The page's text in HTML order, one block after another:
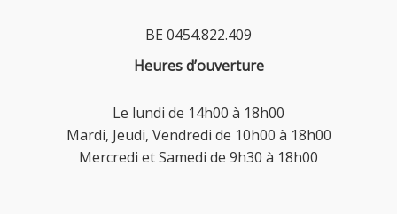
BE 0454.822.409
Heures d’ouverture
Le lundi de 14h00 à 18h00
Mardi, Jeudi, Vendredi de 10h00 à 18h00
Mercredi et Samedi de 9h30 à 18h00